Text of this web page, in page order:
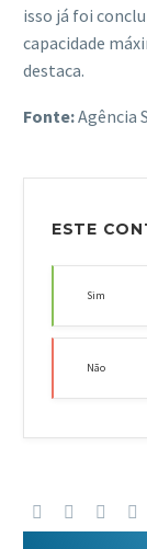
isso já foi
capacidade
destaca.
Fonte:Agência
ESTE
Sim
Não